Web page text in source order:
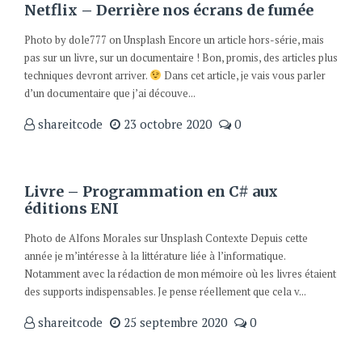
Netflix – Derrière nos écrans de fumée
Photo by dole777 on Unsplash Encore un article hors-série, mais
pas sur un livre, sur un documentaire ! Bon, promis, des articles plus
techniques devront arriver.
Dans cet article, je vais vous parler
d’un documentaire que j’ai découve...
shareitcode 23 octobre 2020 0
Livre – Programmation en C# aux
éditions ENI
Photo de Alfons Morales sur Unsplash Contexte Depuis cette
année je m’intéresse à la littérature liée à l’informatique.
Notamment avec la rédaction de mon mémoire où les livres étaient
des supports indispensables. Je pense réellement que cela v...
shareitcode 25 septembre 2020 0